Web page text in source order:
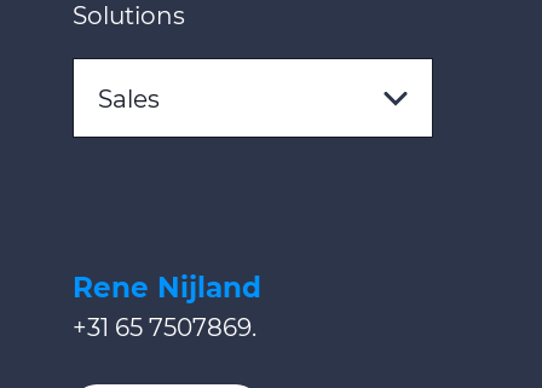
Solutions
Sales
Rene Nijland
+31 65 7507869.